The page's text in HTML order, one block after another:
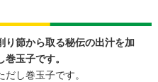
り節から取る秘伝の出汁を加
玉子です。
し巻玉子です。